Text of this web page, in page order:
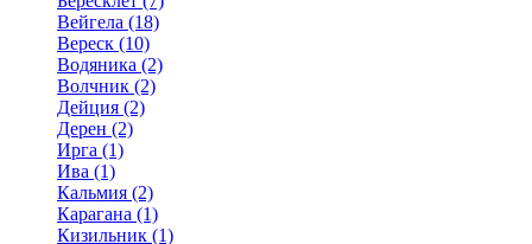
Вейгела (18)
Вереск (10)
Водяника (2)
Волчник (2)
Дейция (2)
Дерен (2)
Ирга (1)
Ива (1)
Кальмия (2)
Карагана (1)
Кизильник (1)